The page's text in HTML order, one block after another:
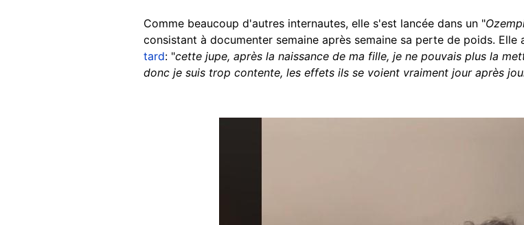
Comme beaucoup d'autres internautes, elle s'est lancée dans un "
consistant à documenter semaine après semaine sa perte de poids.
tard: "cette jupe, après la naissance de ma fille, je ne pouvais plus la
donc je suis trop contente, les effets ils se voient vraiment jour après